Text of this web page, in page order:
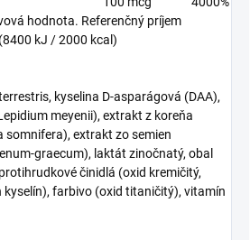
hodnota. Referenčný príjem
kJ / 2000 kcal)
kyselina D-asparágová (DAA),
meyenii), extrakt z koreňa
extrakt zo semien
graecum), laktát zinočnatý, obal
činidlá (oxid kremičitý,
kyselín), farbivo (oxid titaničitý), vitamín